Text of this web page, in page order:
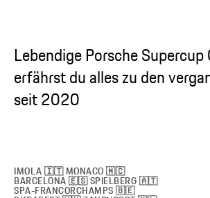
Lebendige Porsche
erfährst du alles zu den
seit 2020
IMOLA 🇮🇹 MONACO 🇲🇨
BARCELONA 🇪🇸 SPIELBERG 🇦🇹
SPA-FRANCORCHAMPS 🇧🇪